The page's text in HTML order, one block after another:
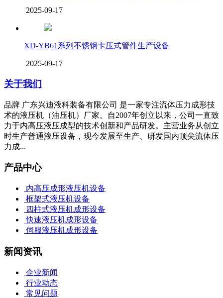
2025-09-17
XD-YB61系列不锈钢卡压式管件生产设备
2025-09-17
关于我们
品牌 广东兴迪液科装备有限公司 是一家专注流体压力成形技
术的液压机（油压机）厂家。自2007年创立以来，公司一直致
力于内高压液压成型的技术创新和产品研发。主营业务从创立
时生产普通液压设备，现今发展至生产、研发国内顶尖流体压
力成...
产品中心
内高压成形液压机设备
框架式液压机设备
四柱式液压机成形设备
快速液压机成形设备
伺服液压机成形设备
新闻资讯
企业新闻
行业动态
常见问题